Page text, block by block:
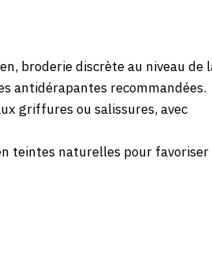
broderie discrète au niveau de
antidérapantes recommandées.
griffures ou salissures, avec
teintes naturelles pour